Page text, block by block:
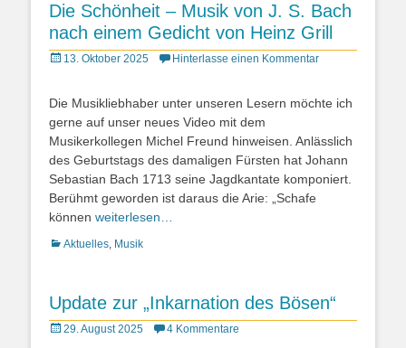
Die Schönheit – Musik von J. S. Bach
nach einem Gedicht von Heinz Grill
Posted
13. Oktober 2025 Hinterlasse einen Kommentar
Die Musikliebhaber unter unseren Lesern möchte ich
gerne auf unser neues Video mit dem
Musikerkollegen Michel Freund hinweisen. Anlässlich
des Geburtstags des damaligen Fürsten hat Johann
Sebastian Bach 1713 seine Jagdkantate komponiert.
Berühmt geworden ist daraus die Arie: „Schafe
können weiterlesen…
Kategorien
Aktuelles, Musik
Update zur „Inkarnation des Bösen“
Posted
29. August 2025 4 Kommentare